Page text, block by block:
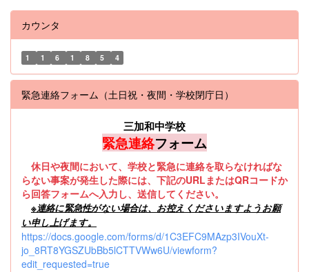
カウンタ
1 1 6 1 8 5 4
緊急連絡フォーム（土日祝・夜間・学校閉庁日）
三加和中学校
緊急連絡フォーム
休日や夜間において、学校と緊急に連絡を取らなければな
らない事案が発生した際には、下記のURLまたはQRコードか
ら回答フォームへ入力し、送信してください。
※連絡に緊急性がない場合は、お控えくださいますようお願
い申し上げます。
https://docs.google.com/forms/d/1C3EFC9MAzp3IVouXt-
jo_8RT8YGSZUbBb5lCTTVWw6U/viewform?
edit_requested=true